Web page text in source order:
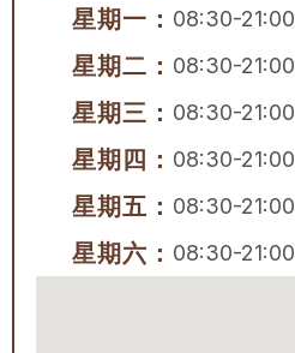
星期一： 08:30-21:00
星期二： 08:30-21:00
星期三： 08:30-21:00
星期四： 08:30-21:00
星期五： 08:30-21:00
星期六： 08:30-21:00